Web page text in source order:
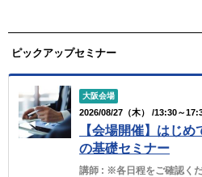
ピックアップセミナー
大阪会場
2026/08/27（木） /13:30～
【会場開催】はじ
の基礎セミナー
講師 : ※各日程をご確認く